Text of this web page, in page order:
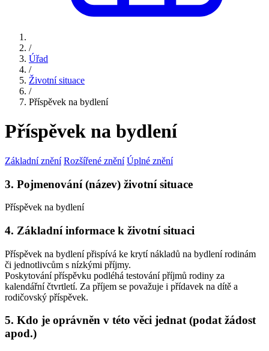
/
Úřad
/
Životní situace
/
Příspěvek na bydlení
Příspěvek na bydlení
Základní znění Rozšířené znění Úplné znění
3. Pojmenování (název) životní situace
Příspěvek na bydlení
4. Základní informace k životní situaci
Příspěvek na bydlení přispívá ke krytí nákladů na bydlení rodinám
či jednotlivcům s nízkými příjmy.
Poskytování příspěvku podléhá testování příjmů rodiny za
kalendářní čtvrtletí. Za příjem se považuje i přídavek na dítě a
rodičovský příspěvek.
5. Kdo je oprávněn v této věci jednat (podat žádost
apod.)